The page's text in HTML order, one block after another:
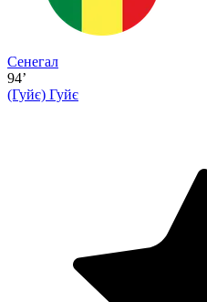
Сенегал
94’
(Гуйє) Гуйє